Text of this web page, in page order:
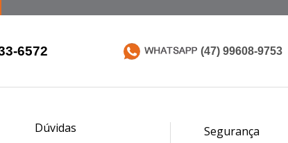
6572 (47) 99608-9753
Dúvidas Segurança